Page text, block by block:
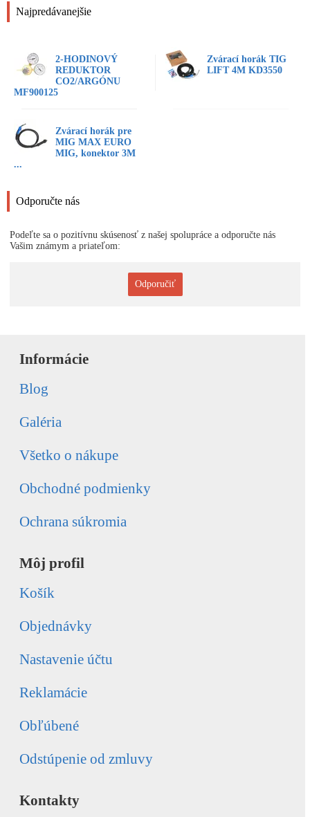
Najpredávanejšie
2-HODINOVÝ
REDUKTOR
CO2/ARGÓNU
MF900125
Zvárací horák TIG
LIFT 4M KD3550
Zvárací horák pre
MIG MAX EURO
MIG, konektor 3M
...
Odporučte nás
Podeľte sa o pozitívnu skúsenosť z našej spolupráce a odporučte nás
Vašim známym a priateľom:
Odporučiť
Informácie
Blog
Galéria
Všetko o nákupe
Obchodné podmienky
Ochrana súkromia
Môj profil
Košík
Objednávky
Nastavenie účtu
Reklamácie
Obľúbené
Odstúpenie od zmluvy
Kontakty